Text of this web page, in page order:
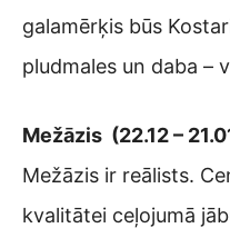
galamērķis būs
pludmales un daba –
Mežāzis (22.12 –
Mežāzis ir reālists.
kvalitātei ceļojumā